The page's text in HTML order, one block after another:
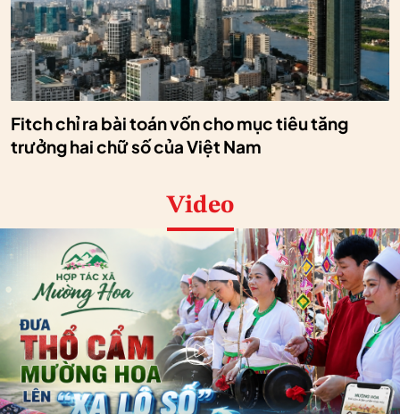
Fitch chỉ ra bài toán vốn cho mục tiêu tăng
trưởng hai chữ số của Việt Nam
Video